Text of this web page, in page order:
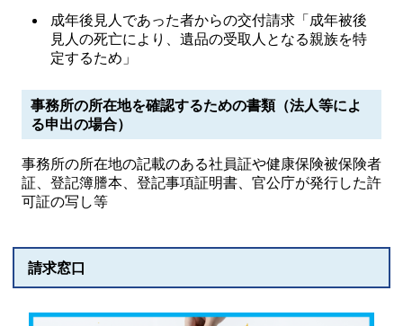
成年後見人であった者からの交付請求「成年被後
見人の死亡により、遺品の受取人となる親族を特
定するため」
事務所の所在地を確認するための書類（法人等によ
る申出の場合）
事務所の所在地の記載のある社員証や健康保険被保険者
証、登記簿謄本、登記事項証明書、官公庁が発行した許
可証の写し等
請求窓口